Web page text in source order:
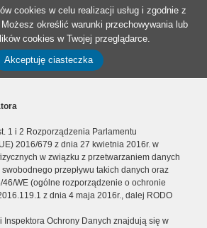
cookies w celu realizacji usług i zgodnie z
Możesz określić warunki przechowywania lub
cookies w Twojej przeglądarce.
Akceptuję ciasteczka
1 i 2 Rozporządzenia Parlamentu
2016/679 z dnia 27 kwietnia 2016r. w
w związku z przetwarzaniem danych
przepływu takich danych oraz
WE (ogólne rozporządzenie o ochronie
z dnia 4 maja 2016r., dalej RODO
Inspektora Ochrony Danych znajdują się w